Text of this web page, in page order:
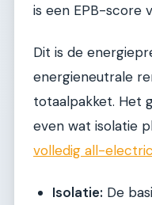
is een EPB-score
Dit is de
energieneutrale
totaalpakket. Het
even wat isolatie
volledig all-
Isolatie: De